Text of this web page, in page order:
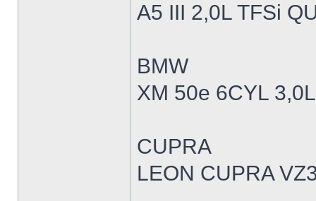
A5 III 2,0L TFSi
BMW
XM 50e 6CYL
CUPRA
LEON CUPRA